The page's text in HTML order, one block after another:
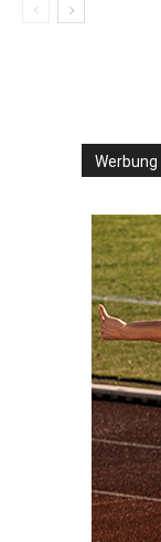
Werbung